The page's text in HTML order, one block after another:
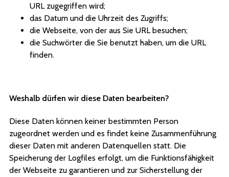
URL zugegriffen wird;
das Datum und die Uhrzeit des Zugriffs;
die Webseite, von der aus Sie URL besuchen;
die Suchwörter die Sie benutzt haben, um die URL
finden.
Weshalb dürfen wir diese Daten bearbeiten?
Diese Daten können keiner bestimmten Person
zugeordnet werden und es findet keine Zusammenführung
dieser Daten mit anderen Datenquellen statt. Die
Speicherung der Logfiles erfolgt, um die Funktionsfähigkeit
der Webseite zu garantieren und zur Sicherstellung der